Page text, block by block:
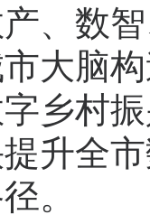
、数
大脑
乡村
升全
。